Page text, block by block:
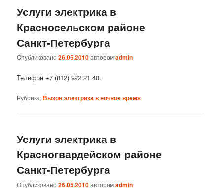
Услуги электрика в
Красносельском районе
Санкт-Петербурга
Опубликовано26.05.2010авторомadmin
Телефон +7 (812) 922 21 40.
Рубрика:Вызов электрика в ночное время
Услуги электрика в
Красногвардейском районе
Санкт-Петербурга
Опубликовано26.05.2010авторомadmin